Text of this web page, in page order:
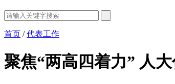
首页 /代表工作
聚焦“两高四着力” 人